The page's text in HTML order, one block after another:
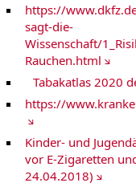
https://
sagt-die-
Wissenschaft/
Rauchen.html
Tabakatlas 2020
https://
Kinder- und
vor E-Zigaretten
24.04.2018)